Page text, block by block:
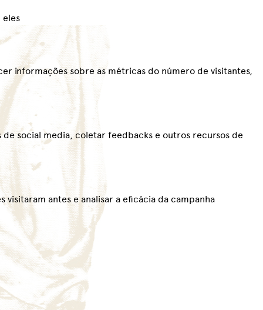
eles
informações sobre as métricas do número de visitantes,
social media, coletar feedbacks e outros recursos de
visitaram antes e analisar a eficácia da campanha